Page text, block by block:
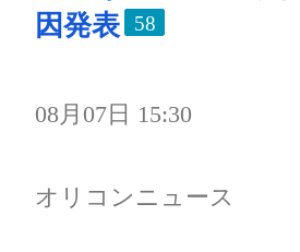
因発表
58
08月07日 15:30
オリコンニュース